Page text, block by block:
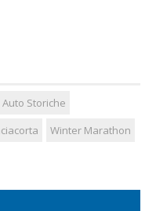
Auto Storiche
Winter Marathon